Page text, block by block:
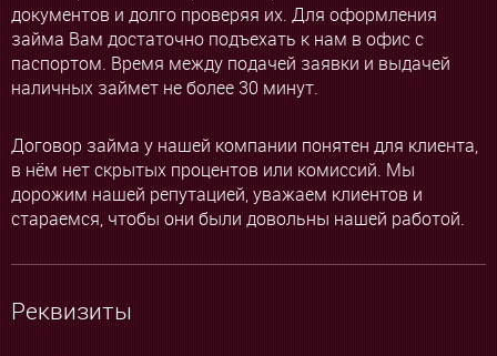
документов и долго проверяя их. Для оформления
займа Вам достаточно подъехать к нам в офис с
паспортом. Время между подачей заявки и выдачей
наличных займет не более 30 минут.
Договор займа у нашей компании понятен для клиента,
в нём нет скрытых процентов или комиссий. Мы
дорожим нашей репутацией, уважаем клиентов и
стараемся, чтобы они были довольны нашей работой.
Реквизиты